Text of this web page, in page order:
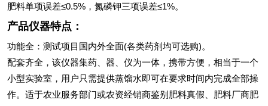
肥料单项误差≤0.5%，氮磷钾三项误差≤1%。
产品仪器特点：
功能全：测试项目国内外全面(各类药剂均可选购)。
配套齐全，该仪器集药、器、仪为一体，携带方便，相当于一个
小型实验室，用户只需提供蒸馏水即可在要求时间内完成全部操
作。适于农业服务部门或农资经销商鉴别肥料真假、肥料厂商肥